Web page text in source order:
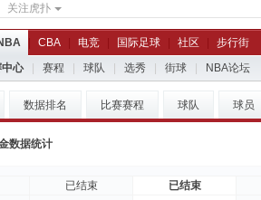
关注虎扑
CBA 电竞 国际足球 社区
步行街
中心 赛程 球队 选秀 街球 NBA论坛
数据排名 比赛赛程 球队 球员
数据统计
已结束
已结束